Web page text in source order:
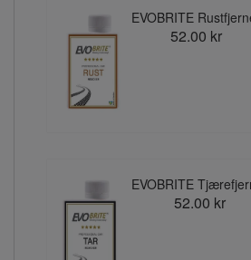
EVOBRITE
52.00 kr
EVOBRITE
52.00 kr